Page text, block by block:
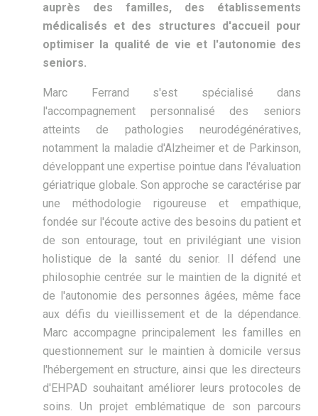
auprès des familles, des établissements
médicalisés et des structures d'accueil pour
optimiser la qualité de vie et l'autonomie des
seniors.
Marc Ferrand s'est spécialisé dans
l'accompagnement personnalisé des seniors
atteints de pathologies neurodégénératives,
notamment la maladie d'Alzheimer et de Parkinson,
développant une expertise pointue dans l'évaluation
gériatrique globale. Son approche se caractérise par
une méthodologie rigoureuse et empathique,
fondée sur l'écoute active des besoins du patient et
de son entourage, tout en privilégiant une vision
holistique de la santé du senior. Il défend une
philosophie centrée sur le maintien de la dignité et
de l'autonomie des personnes âgées, même face
aux défis du vieillissement et de la dépendance.
Marc accompagne principalement les familles en
questionnement sur le maintien à domicile versus
l'hébergement en structure, ainsi que les directeurs
d'EHPAD souhaitant améliorer leurs protocoles de
soins. Un projet emblématique de son parcours